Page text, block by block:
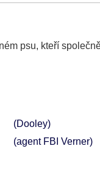
psu, kteří
(Dooley)
(agent FBI Verner)